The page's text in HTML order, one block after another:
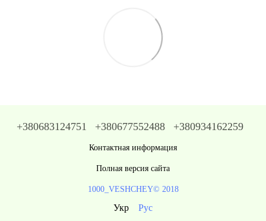
+380683124751 +380677552488 +380934162259
Контактная информация
Полная версия сайта
1000_VESHCHEY© 2018
Укр Рус